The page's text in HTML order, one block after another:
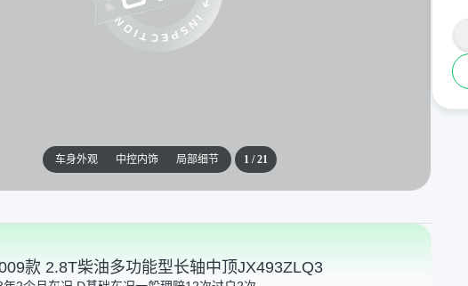
车身外观 中控内饰 局部细节 1/21
款 2.8T柴油多功能型长轴中顶JX493ZLQ3